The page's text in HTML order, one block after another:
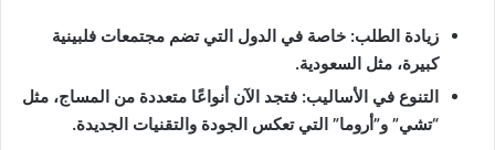
زيادة الطلب: خاصة في الدول التي تضم مجتمعات فلبينية
كبيرة، مثل السعودية.
التنوع في الأساليب: فتجد الآن أنواعًا متعددة من المساج، مثل
“تشي” و”أروما” التي تعكس الجودة والتقنيات الجديدة.